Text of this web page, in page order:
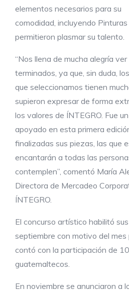
elementos necesarios para su
comodidad, incluyendo
permitieron plasmar su talento.
“Nos llena de mucha alegría
terminados, ya que, sin duda,
que seleccionamos tienen
supieron expresar de forma
los valores de ÍNTEGRO. Fue
apoyado en esta primera
finalizadas sus piezas, las que
encantarán a todas las
contemplen”, comentó María
Directora de Mercadeo
ÍNTEGRO.
El concurso artístico habilitó
septiembre con motivo del mes
contó con la participación de
guatemaltecos.
En noviembre se anunciaron a